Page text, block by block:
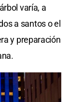
varía, a
a santos o el
y preparación